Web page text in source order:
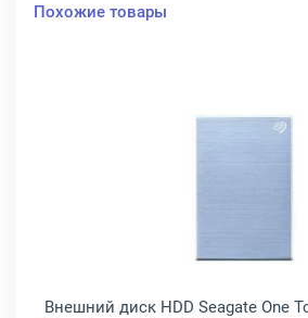
Похожие товары
Внешний диск HDD Seagate One